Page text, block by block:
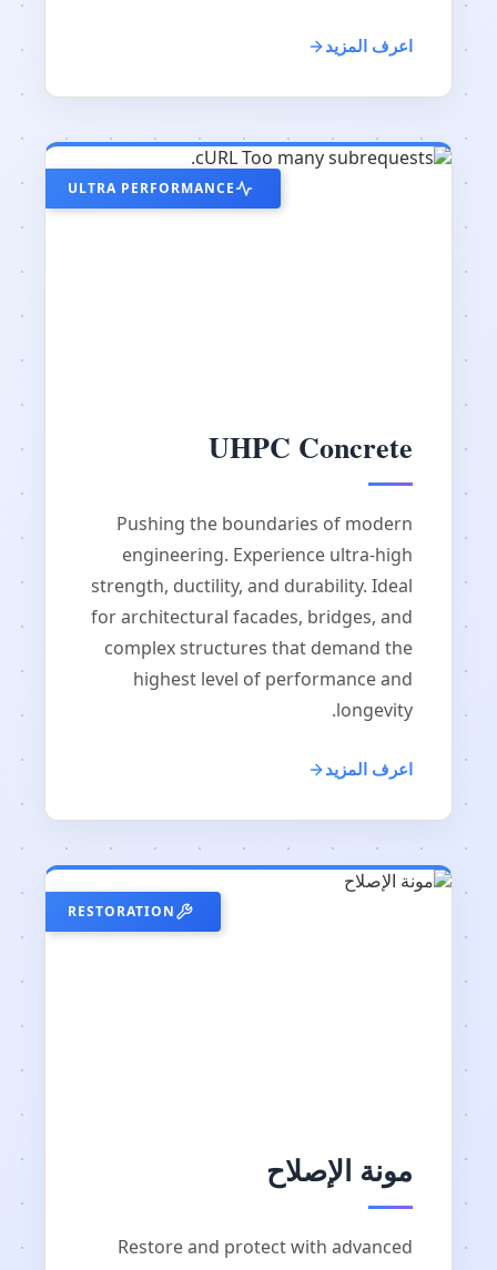
اعرف المزيد
ULTRA PERFORMANCE
UHPC Concrete
Pushing the boundaries of modern
engineering. Experience ultra-high
strength, ductility, and durability. Ideal
for architectural facades, bridges, and
complex structures that demand the
highest level of performance and
longevity.
اعرف المزيد
RESTORATION
مونة الإصلاح
Restore and protect with advanced